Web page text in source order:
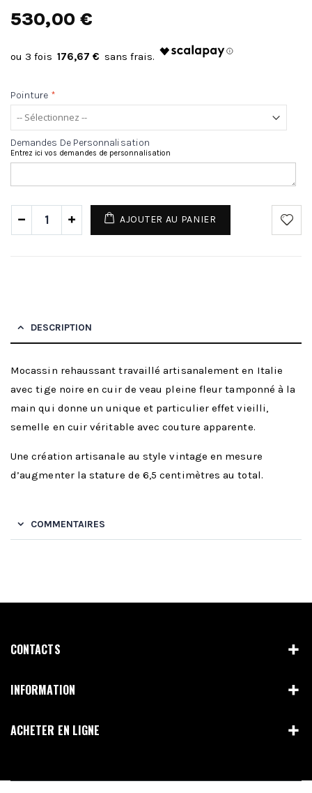
530,00 €
176,67 €
Pointure *
Demandes De Personnalisation
Entrez ici vos demandes de personnalisation
AJOUTER AU PANIER
DESCRIPTION
Mocassin rehaussant travaillé artisanalement en Italie
avec tige noire en cuir de veau pleine fleur tamponné à la
main qui donne un unique et particulier effet vieilli,
semelle en cuir véritable avec couture apparente.
Une création artisanale au style vintage en mesure
d’augmenter la stature de 6,5 centimètres au total.
COMMENTAIRES
CONTACTS
INFORMATION
ACHETER EN LIGNE